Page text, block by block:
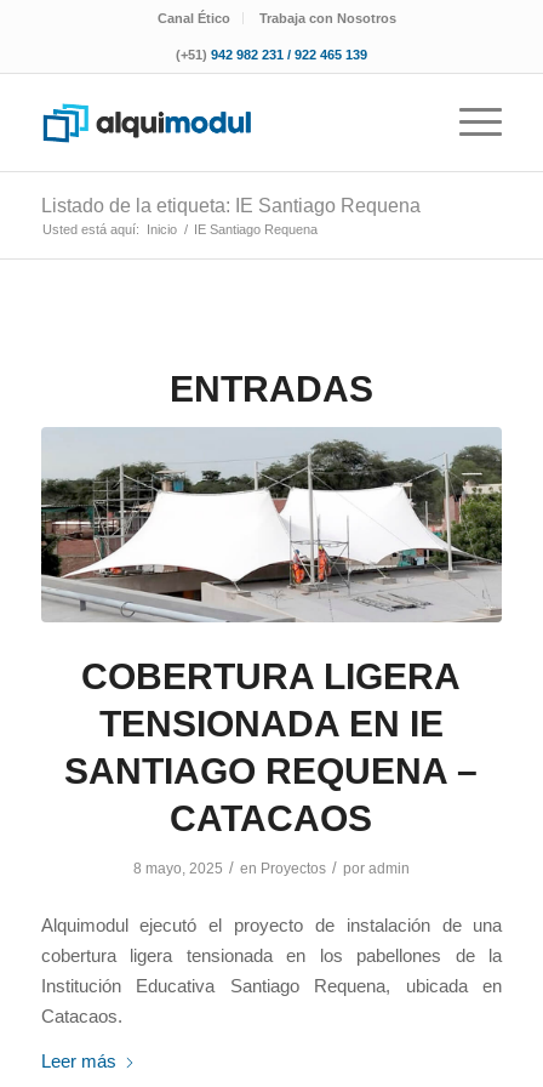
Canal Ético Trabaja con Nosotros
(+51) 942 982 231 / 922 465 139
Listado de la etiqueta: IE Santiago Requena
Usted está aquí: Inicio / IE Santiago Requena
ENTRADAS
COBERTURA LIGERA
TENSIONADA EN IE
SANTIAGO REQUENA –
CATACAOS
8 mayo, 2025 / en Proyectos / por admin
Alquimodul ejecutó el proyecto de instalación de una
cobertura ligera tensionada en los pabellones de la
Institución Educativa Santiago Requena, ubicada en
Catacaos.
Leer más